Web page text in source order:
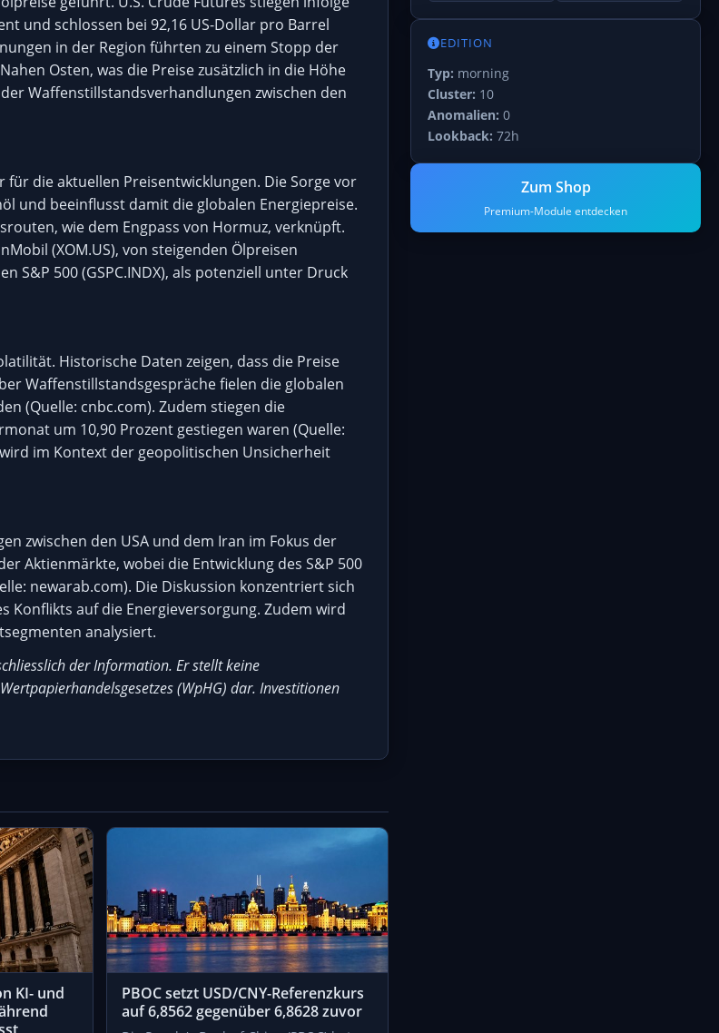
und schlossen bei 92,16 US-Dollar pro Barrel
in der Region führten zu einem Stopp der
Osten, was die Preise zusätzlich in die Höhe
Waffenstillstandsverhandlungen zwischen den
die aktuellen Preisentwicklungen. Die Sorge vor
und beeinflusst damit die globalen Energiepreise.
wie dem Engpass von Hormuz, verknüpft.
(XOM.US), von steigenden Ölpreisen
500 (GSPC.INDX), als potenziell unter Druck
Historische Daten zeigen, dass die Preise
Waffenstillstandsgespräche fielen die globalen
(Quelle: cnbc.com). Zudem stiegen die
um 10,90 Prozent gestiegen waren (Quelle:
im Kontext der geopolitischen Unsicherheit
zwischen den USA und dem Iran im Fokus der
Aktienmärkte, wobei die Entwicklung des S&P 500
newarab.com). Die Diskussion konzentriert sich
Konflikts auf die Energieversorgung. Zudem wird
analysiert.
der Information. Er stellt keine
(WpHG) dar. Investitionen
KI- und
PBOC setzt USD/CNY-Referenzkurs
auf 6,8562 gegenüber 6,8628 zuvor
EDITION
Typ: morning
Cluster: 10
Anomalien: 0
Lookback: 72h
Zum Shop
Premium-Module entdecken